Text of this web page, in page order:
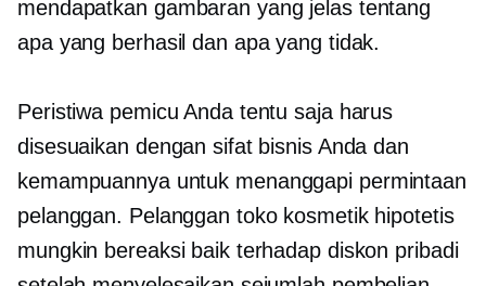
mendapatkan gambaran yang jelas tentang
apa yang berhasil dan apa yang tidak.
Peristiwa pemicu Anda tentu saja harus
disesuaikan dengan sifat bisnis Anda dan
kemampuannya untuk menanggapi permintaan
pelanggan. Pelanggan toko kosmetik hipotetis
mungkin bereaksi baik terhadap diskon pribadi